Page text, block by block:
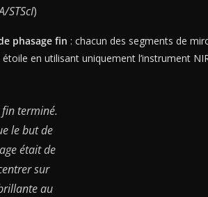
STScI)
phasage fin : chacun des segments de
en utilisant uniquement l’instrument
fin terminé.
le but de
était de
sur
au